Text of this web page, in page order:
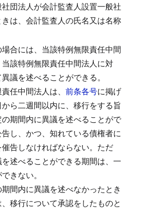
団法人が会計監査人設置一般社
は、会計監査人の氏名又は名称
合には、当該特例無限責任中間
該特例無限責任中間法人に対
議を述べることができる。
任中間法人は、 前条各号に掲げ
ら二週間以内に、移行をする旨
期間内に異議を述べることがで
し、かつ、知れている債権者に
告しなければならない。 ただ
述べることができる期間は、一
きない。
間内に異議を述べなかったとき
移行について承認をしたものと